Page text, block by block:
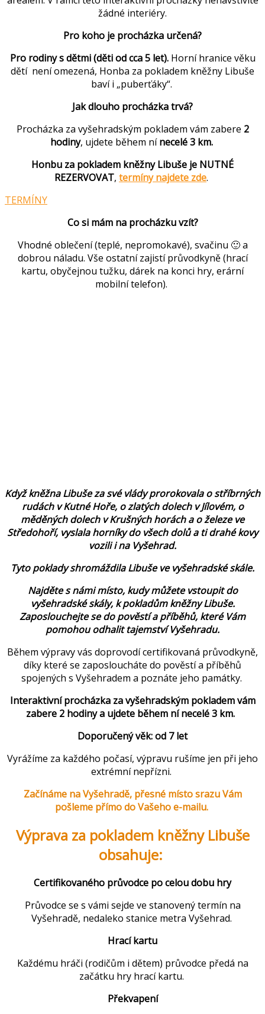
žádné interiéry.
Pro koho je procházka určená?
Pro rodiny s dětmi (děti od cca 5 let). Horní hranice věku
dětí není omezená, Honba za pokladem kněžny Libuše
baví i „puberťáky“.
Jak dlouho procházka trvá?
Procházka za vyšehradským pokladem vám zabere 2
hodiny, ujdete během nínecelé 3 km.
Honbu za pokladem kněžny Libuše je NUTNÉ
REZERVOVAT, termíny najdete zde.
TERMÍNY
Co si mám na procházku vzít?
Vhodné oblečení (teplé, nepromokavé), svačinu 🙂 a
dobrou náladu. Vše ostatní zajistí průvodkyně (hrací
kartu, obyčejnou tužku, dárek na konci hry, erární
mobilní telefon).
Když kněžna Libuše za své vlády prorokovala o stříbrných
rudách v Kutné Hoře, o zlatých dolech v Jílovém, o
měděných dolech v Krušných horách a o železe ve
Středohoří, vyslala horníky do všech dolů a ti drahé kovy
vozili i na Vyšehrad.
Tyto poklady shromáždila Libuše ve vyšehradské skále.
Najděte s námi místo, kudy můžete vstoupit do
vyšehradské skály, k pokladům kněžny Libuše.
Zaposlouchejte se do pověstí a příběhů, které Vám
pomohou odhalit tajemství Vyšehradu.
Během výpravy vás doprovodí certifikovaná průvodkyně,
díky které se zaposloucháte do pověstí a příběhů
spojených s Vyšehradem a poznáte jeho památky.
Interaktivní procházka za vyšehradským pokladem vám
zabere 2 hodiny a ujdete během ní necelé 3 km.
Doporučený věk: od 7 let
Vyrážíme za každého počasí, výpravu rušíme jen při jeho
extrémní nepřízni.
Začínáme na Vyšehradě, přesné místo srazu Vám
pošleme přímo do Vašeho e-mailu.
Výprava za pokladem kněžny Libuše
obsahuje:
Certifikovaného průvodce po celou dobu hry
Průvodce se s vámi sejde ve stanovený termín na
Vyšehradě, nedaleko stanice metra Vyšehrad.
Hrací kartu
Každému hráči (rodičům i dětem) průvodce předá na
začátku hry hrací kartu.
Překvapení